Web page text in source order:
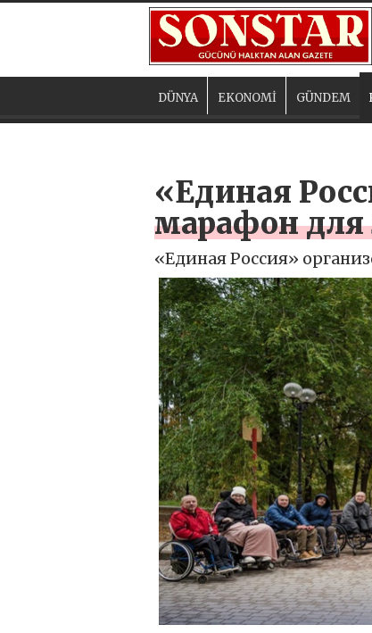
DÜNYA EKONOMİ GÜNDEM
«Единая
марафон для
«Единая Россия»